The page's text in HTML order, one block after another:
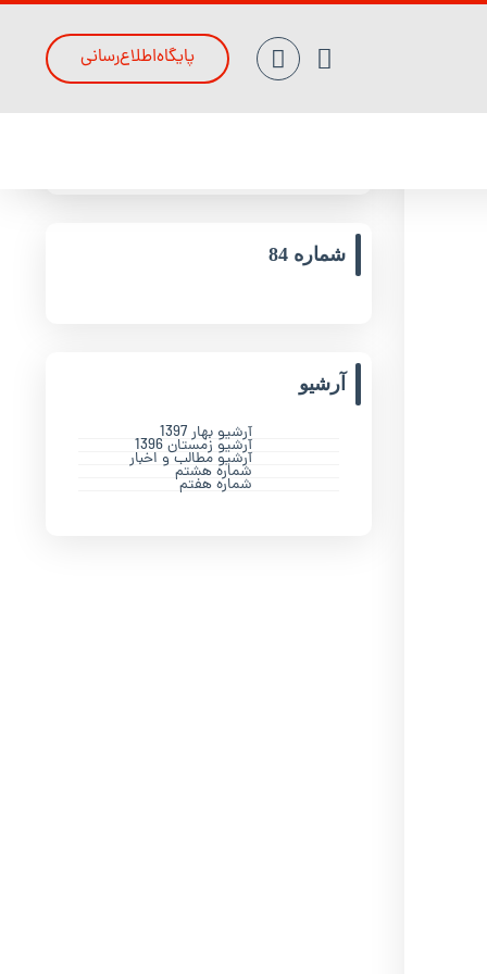
پایگاه‌اطلاع‌رسانی
جدیدترین مقالات
شماره 84
آرشیو
آرشیو بهار 1397
آرشیو زمستان 1396
آرشیو مطالب و اخبار
شماره هشتم
شماره هفتم